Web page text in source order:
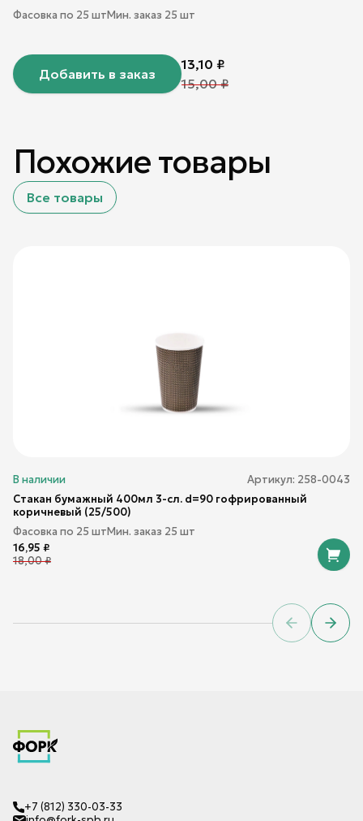
Фасовка по 25 штМин. заказ 25 шт
Добавить в заказ
13,10 ₽
15,00₽
Похожие товары
Все товары
В наличии Артикул: 258-0043
Стакан бумажный 400мл 3-сл. d=90 гофрированный
коричневый (25/500)
Фасовка по 25 штМин. заказ 25 шт
16,95 ₽
18,00₽
Previous
Next
+7 (812) 330-03-33